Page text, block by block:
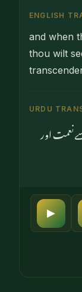
ENGLISH
and when
thou wilt
URDU
نعمت اور
▶